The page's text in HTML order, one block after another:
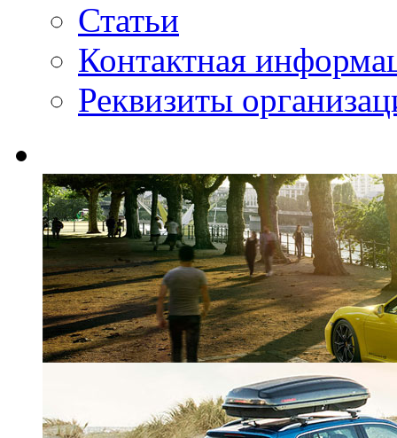
Статьи
Контактная
Реквизиты